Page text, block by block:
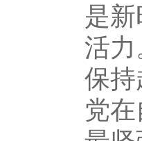
是
活
保
党